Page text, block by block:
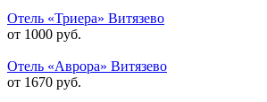
Отель «Триера» Витязево
от 1000 руб.
Отель «Аврора» Витязево
от 1670 руб.